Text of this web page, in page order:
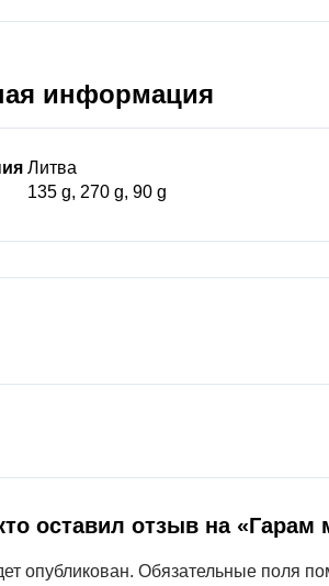
информация
Литва
135 g, 270 g, 90 g
оставил отзыв на «Гарам
опубликован. Обязательные поля